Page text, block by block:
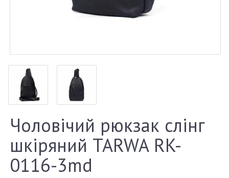
Чоловічий рюкзак слінг
шкіряний TARWA RK-
0116-3md